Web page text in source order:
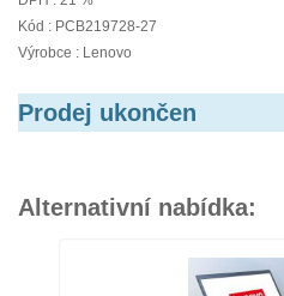
Kód : PCB219728-27
Výrobce : Lenovo
Prodej ukončen
Alternativní nabídka: